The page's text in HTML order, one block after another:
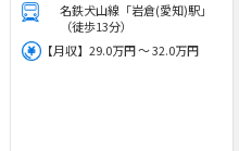
名鉄犬山線「岩倉(愛知)駅」
（徒歩13分）
【月収】29.0万円 ～ 32.0万円